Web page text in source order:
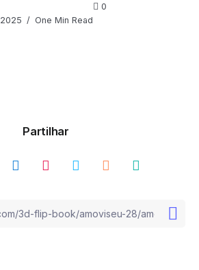
One Min Read
0
Partilhar